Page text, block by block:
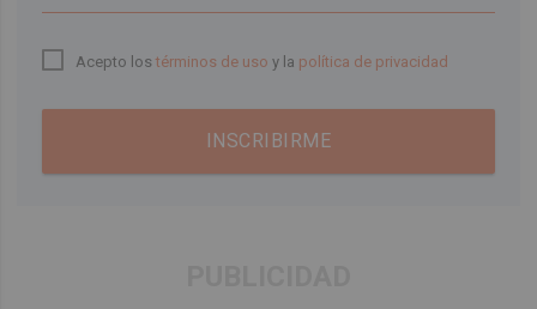
Acepto lostérminos de uso y la política de privacidad
INSCRIBIRME